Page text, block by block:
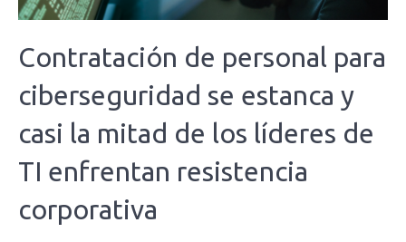
Contratación de personal para
ciberseguridad se estanca y
casi la mitad de los líderes de
TI enfrentan resistencia
corporativa